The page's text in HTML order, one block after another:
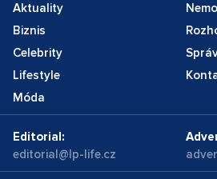
Aktuality
Biznis
Celebrity
Lifestyle
Móda
Editorial:
editorial@lp-life.cz